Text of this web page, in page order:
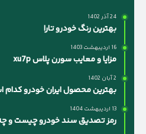
24 آذر 1402
بهترین رنگ خودرو تارا
16 اردیبهشت 1403
مزایا و معایب سورن پلاس xu7p
2 آبان 1402
بهترین محصول ایران خودرو
13 اردیبهشت 1404
رمز تصدیق سند خودرو چیست و چه